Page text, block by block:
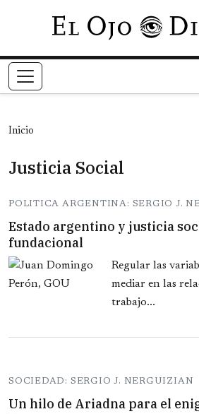
Pasar al
Inicio
Justicia Social
POLITICA ARGENTINA: SERGIO J.
Estado argentino y justicia
fundacional
Regular las
mediar en las
trabajo...
SOCIEDAD: SERGIO J. NERGUIZIAN
Un hilo de Ariadna para el